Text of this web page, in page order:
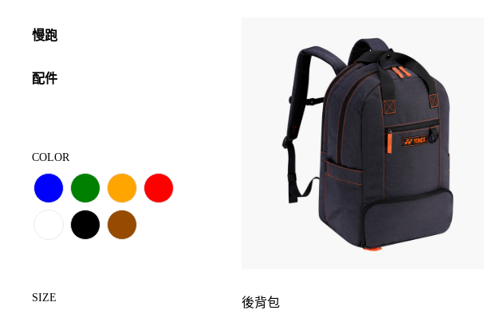
後背包
慢跑
配件
COLOR
SIZE